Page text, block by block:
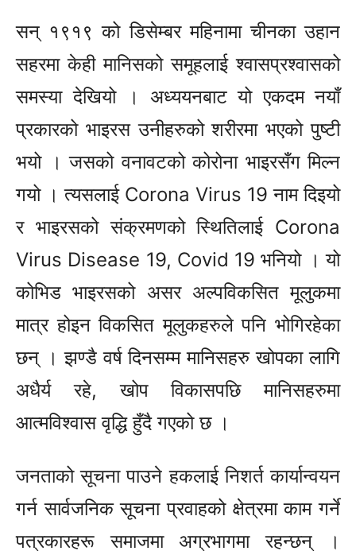
सन् १९१९ को डिसेम्बर महिनामा चीनका उहान
सहरमा केही मानिसको समूहलाई श्वासप्रश्वासको
समस्या देखियो । अध्ययनबाट यो एकदम नयाँ
प्रकारको भाइरस उनीहरुको शरीरमा भएको पुष्टी
भयो । जसको वनावटको कोरोना भाइरसँग मिल्न
गयो । त्यसलाई Corona Virus 19 नाम दिइयो
र भाइरसको संक्रमणको स्थितिलाई Corona
Virus Disease 19, Covid 19 भनियो । यो
कोभिड भाइरसको असर अल्पविकसित मूलुकमा
मात्र होइन विकसित मूलुकहरुले पनि भोगिरहेका
छन् । झण्डै वर्ष दिनसम्म मानिसहरु खोपका लागि
अधैर्य रहे, खोप विकासपछि मानिसहरुमा
आत्मविश्वास वृद्धि हुँदै गएको छ ।
जनताको सूचना पाउने हकलाई निशर्त कार्यान्वयन
गर्न सार्वजनिक सूचना प्रवाहको क्षेत्रमा काम गर्ने
पत्रकारहरू समाजमा अग्रभागमा रहन्छन् ।